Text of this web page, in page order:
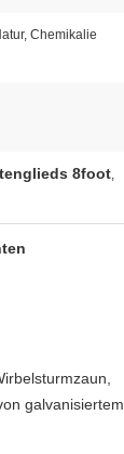
Chemikalie
8foot,
galvanisiertem